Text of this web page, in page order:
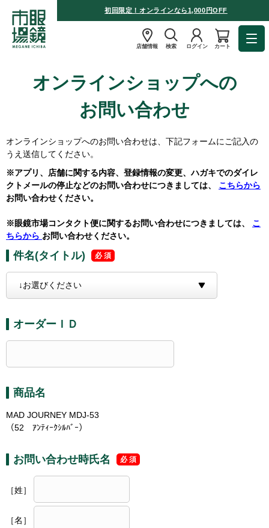
初回限定！オンラインなら1,000円OFF
店舗情報 検索 ログイン カート
オンラインショップへの
お問い合わせ
オンラインショップへのお問い合わせは、下記フォームにご記入の
うえ送信してください。
※アプリ、店舗に関する内容、登録情報の変更、ハガキでのダイレ
クトメールの停止などのお問い合わせにつきましては、 こちらから
お問い合わせください。
※眼鏡市場コンタクト便に関するお問い合わせにつきましては、 こ
ちらから お問い合わせください。
件名(タイトル)
オーダーＩＤ
商品名
MAD JOURNEY MDJ-53
（52 ｱﾝﾃｨｰｸｼﾙﾊﾞｰ）
お問い合わせ時氏名
［姓］
［名］